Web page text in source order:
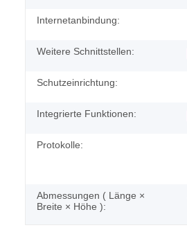
Internetanbindung:
Weitere Schnittstellen:
Schutzeinrichtung:
Integrierte Funktionen:
Protokolle:
Abmessungen ( Länge ×
Breite × Höhe ):